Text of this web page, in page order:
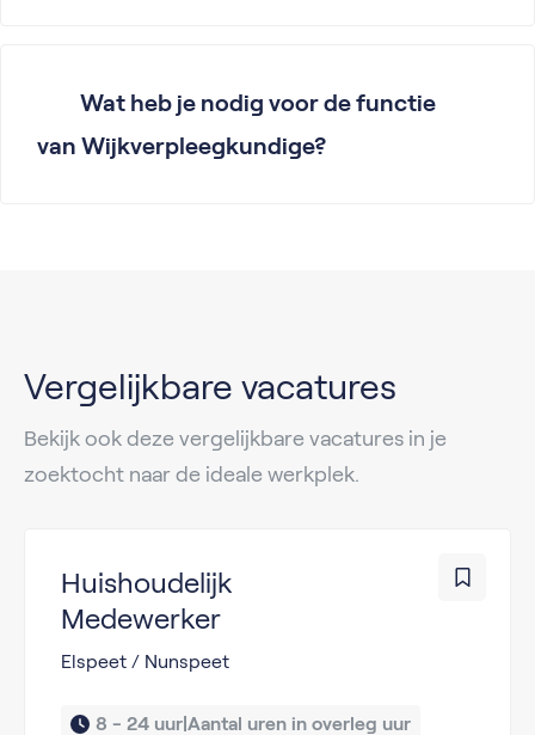
Wat heb je nodig voor de functie
van Wijkverpleegkundige?
Vergelijkbare vacatures
Bekijk ook deze vergelijkbare vacatures in je
zoektocht naar de ideale werkplek.
Huishoudelijk
Medewerker
Elspeet / Nunspeet
8 - 24 uur|Aantal uren in overleg uur